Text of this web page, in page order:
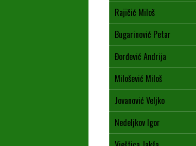
Rajičić Miloš
Bugarinović Petar
Đorđević Andrija
Milošević Miloš
Jovanović Veljko
Nedeljkov Igor